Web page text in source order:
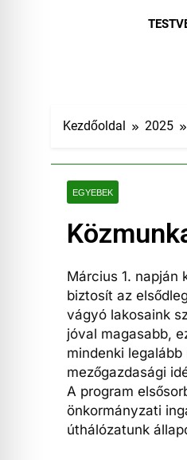
Kezdőoldal 2025
EGYEBEK
Március 1.
biztosít az
vágyó lakosaink
jóval magasabb,
mindenki
mezőgazdasági
A program
önkormányzati
úthálózatunk